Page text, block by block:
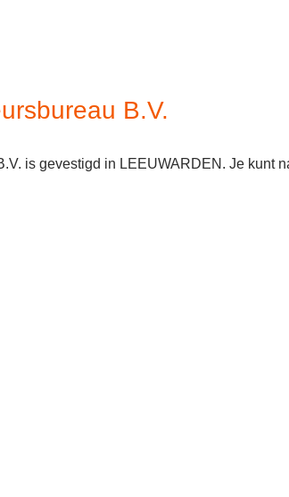
B.V.
is gevestigd in LEEUWARDEN. Je kunt